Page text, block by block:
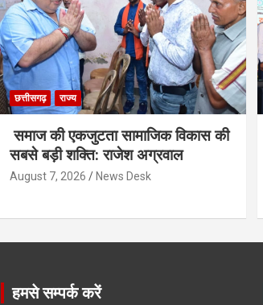
छत्तीसगढ़ राज्य
समाज की एकजुटता सामाजिक विकास की
सबसे बड़ी शक्ति: राजेश अग्रवाल
August 7, 2026 News Desk
हमसे सम्पर्क करें